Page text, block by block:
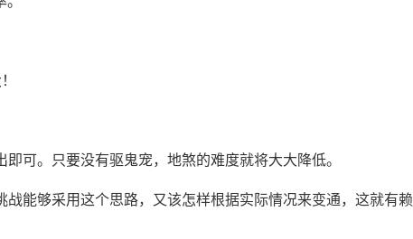
可。只要没有驱鬼宠，地煞的难度就将大大降低。
能够采用这个思路，又该怎样根据实际情况来变通，这就有赖